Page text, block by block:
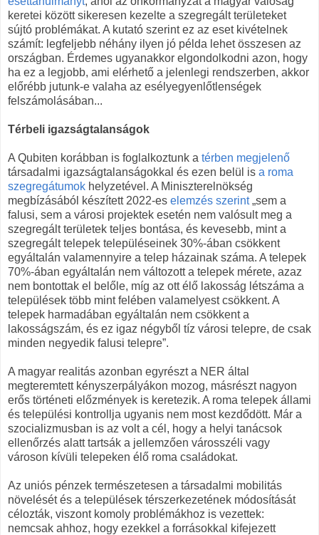
keretei között sikeresen kezelte a szegregált területeket
sújtó problémákat. A kutató szerint ez az eset kivételnek
számít: legfeljebb néhány ilyen jó példa lehet összesen az
országban. Érdemes ugyanakkor elgondolkodni azon, hogy
ha ez a legjobb, ami elérhető a jelenlegi rendszerben, akkor
előrébb jutunk-e valaha az esélyegyenlőtlenségek
felszámolásában...
Térbeli igazságtalanságok
A Qubiten korábban is foglalkoztunk a térben megjelenő
társadalmi igazságtalanságokkal és ezen belül is a roma
szegregátumok helyzetével. A Miniszterelnökség
megbízásából készített 2022-es elemzés szerint„sem a
falusi, sem a városi projektek esetén nem valósult meg a
szegregált területek teljes bontása, és kevesebb, mint a
szegregált telepek településeinek 30%-ában csökkent
egyáltalán valamennyire a telep házainak száma. A telepek
70%-ában egyáltalán nem változott a telepek mérete, azaz
nem bontottak el belőle, míg az ott élő lakosság létszáma a
települések több mint felében valamelyest csökkent. A
telepek harmadában egyáltalán nem csökkent a
lakosságszám, és ez igaz négyből tíz városi telepre, de csak
minden negyedik falusi telepre”.
A magyar realitás azonban egyrészt a NER által
megteremtett kényszerpályákon mozog, másrészt nagyon
erős történeti előzmények is keretezik. A roma telepek állami
és települési kontrollja ugyanis nem most kezdődött. Már a
szocializmusban is az volt a cél, hogy a helyi tanácsok
ellenőrzés alatt tartsák a jellemzően városszéli vagy
városon kívüli telepeken élő roma családokat.
Az uniós pénzek természetesen a társadalmi mobilitás
növelését és a települések térszerkezetének módosítását
célozták, viszont komoly problémákhoz is vezettek:
nemcsak ahhoz, hogy ezekkel a forrásokkal kifejezett